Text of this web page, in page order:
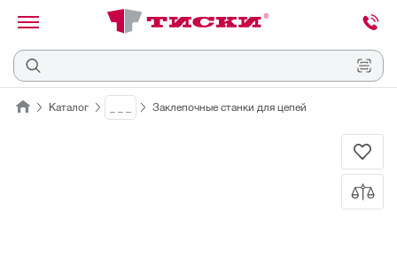
Отмена
Каталог Заклепочные станки для цепей